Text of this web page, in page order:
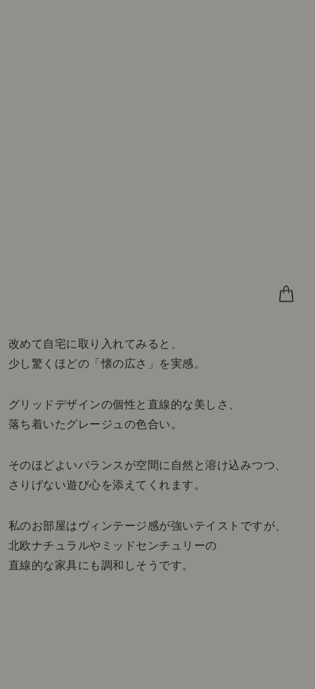
改めて自宅に取り入れてみると、
少し驚くほどの「懐の広さ」を実感。
グリッドデザインの個性と直線的な美しさ、
落ち着いたグレージュの色合い。
そのほどよいバランスが空間に自然と溶け込みつつ、
さりげない遊び心を添えてくれます。
私のお部屋はヴィンテージ感が強いテイストですが、
北欧ナチュラルやミッドセンチュリーの
直線的な家具にも調和しそうです。